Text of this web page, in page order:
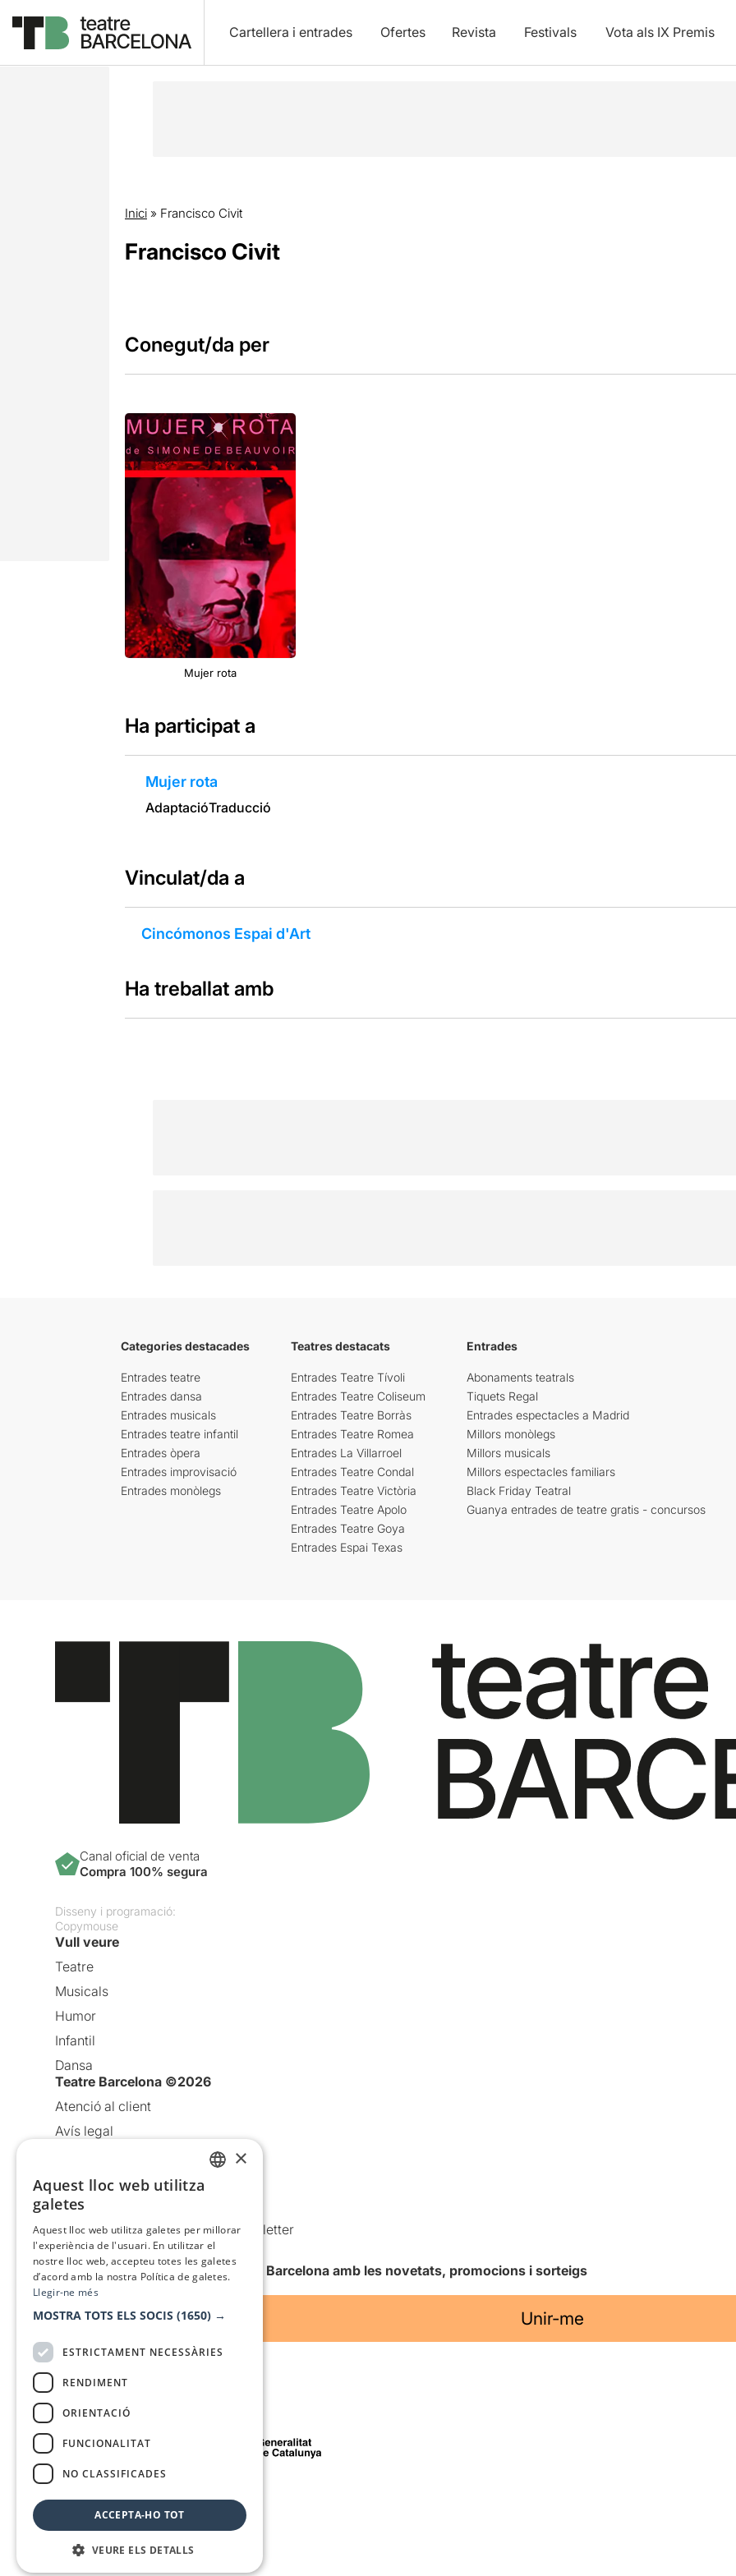
Cartellera i entrades Ofertes Revista Festivals Vota als IX Premis
Inici» Francisco Civit
Francisco Civit
Conegut/da per
Mujer rota
Ha participat a
Mujer rota
AdaptacióTraducció
Vinculat/da a
Cincómonos Espai d'Art
Ha treballat amb
Categories destacades
Entrades teatre
Entrades dansa
Entrades musicals
Entrades teatre infantil
Entrades òpera
Entrades improvisació
Entrades monòlegs
Teatres destacats
Entrades Teatre Tívoli
Entrades Teatre Coliseum
Entrades Teatre Borràs
Entrades Teatre Romea
Entrades La Villarroel
Entrades Teatre Condal
Entrades Teatre Victòria
Entrades Teatre Apolo
Entrades Teatre Goya
Entrades Espai Texas
Entrades
Abonaments teatrals
Tiquets Regal
Entrades espectacles a Madrid
Millors monòlegs
Millors musicals
Millors espectacles familiars
Black Friday Teatral
Guanya entrades de teatre gratis - concursos
Canal oficial de venta
Compra 100% segura
Disseny i programació:
Copymouse
Vull veure
Teatre
Musicals
Humor
Infantil
Dansa
Teatre Barcelona ©2026
Atenció al client
Avís legal
Política de cookies
Condicions d’ús
Comunicacions comercials i Newsletter
Anuncia’t
Vull rebre la newsletter de Teatre Barcelona amb les novetats, promocions i sorteigs
Unir-me
Amb el suport de
×
Aquest lloc web utilitza
galetes
Aquest lloc web utilitza galetes per millorar
l'experiència de l'usuari. En utilitzar el
nostre lloc web, accepteu totes les galetes
d’acord amb la nostra Política de galetes.
Llegir-ne més
MOSTRA TOTS ELS SOCIS (1650) →
ESTRICTAMENT NECESSÀRIES
RENDIMENT
ORIENTACIÓ
FUNCIONALITAT
NO CLASSIFICADES
ACCEPTA-HO TOT
VEURE ELS DETALLS